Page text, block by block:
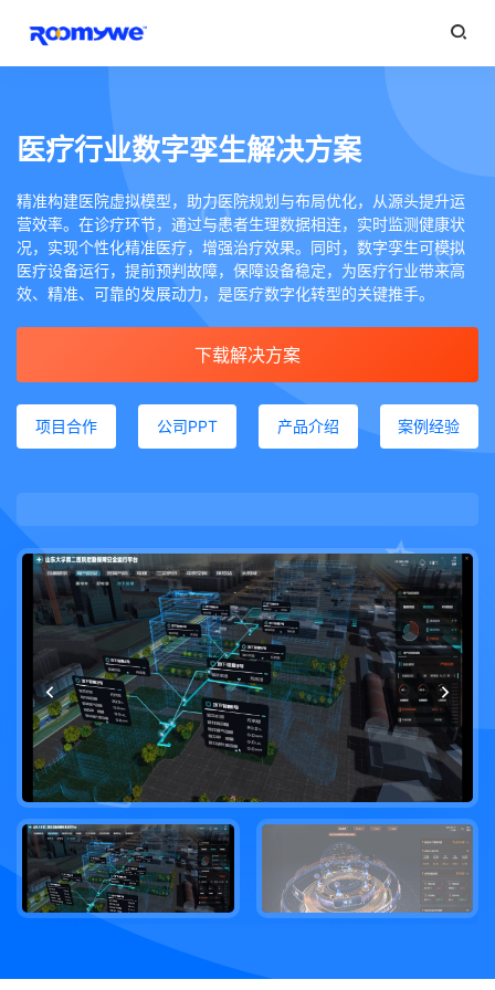
医疗行业数字孪生解决方案
精准构建医院虚拟模型，助力医院规划与布局优化，从源头提升运
营效率。在诊疗环节，通过与患者生理数据相连，实时监测健康状
况，实现个性化精准医疗，增强治疗效果。同时，数字孪生可模拟
医疗设备运行，提前预判故障，保障设备稳定，为医疗行业带来高
效、精准、可靠的发展动力，是医疗数字化转型的关键推手。
下载解决方案
项目合作 公司PPT 产品介绍 案例经验